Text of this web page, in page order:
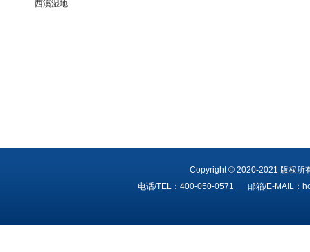
西溪湿地
Copyright © 2020-2021 版权所
电话/TEL：400-050-0571
邮箱/E-MAIL：